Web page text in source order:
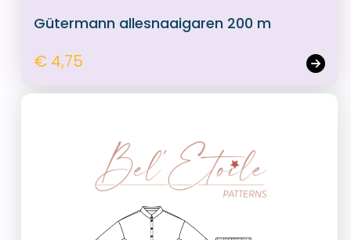
Gütermann allesnaaigaren 200 m
€ 4,75